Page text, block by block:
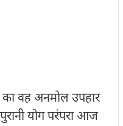
का वह अनमोल उपहार
योग परंपरा आज